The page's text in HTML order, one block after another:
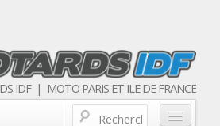
IDF | MOTO PARIS ET ILE DE FRANCE